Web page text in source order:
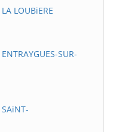
LOUBiERE
SUR-